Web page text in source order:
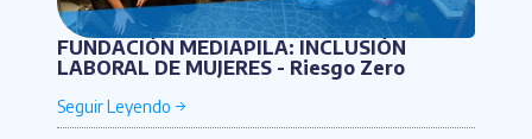
FUNDACIÓN MEDIAPILA: INCLUSIÓN
LABORAL DE MUJERES - Riesgo Zero